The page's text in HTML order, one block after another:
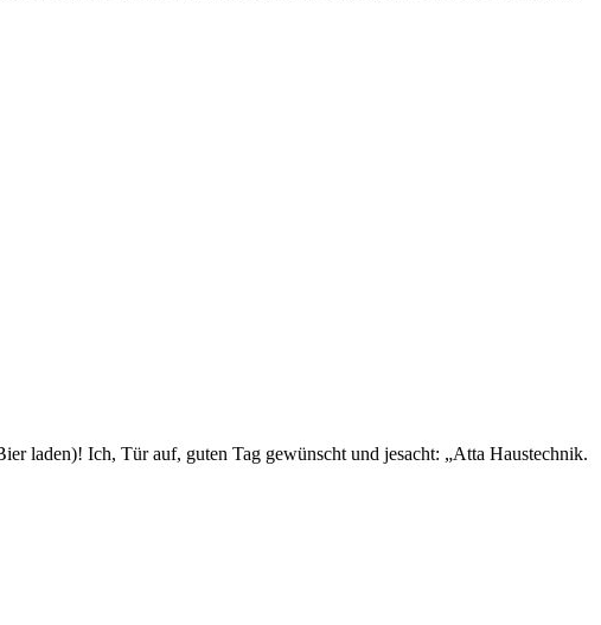
laden)! Ich, Tür auf, guten Tag gewünscht und jesacht: „Atta Haustechnik.